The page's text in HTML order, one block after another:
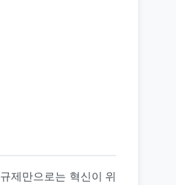
제만으로는 혁신이 위